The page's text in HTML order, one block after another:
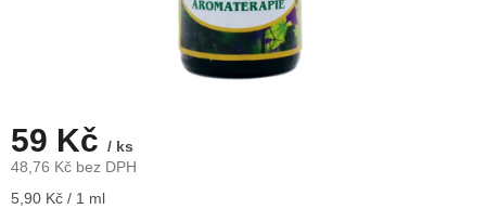
59 Kč / ks
48,76 Kč bez DPH
Měrná
5,90 Kč / 1 ml